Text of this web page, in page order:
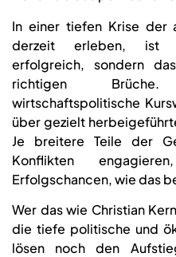
In einer tiefen Krise der
derzeit erleben, ist
erfolgreich, sondern
richtigen
wirtschaftspolitische
über gezielt
Je breitere Teile der
Konflikten
Erfolgschancen, wie das
Wer das wie Christian
die tiefe politische und
lösen noch den